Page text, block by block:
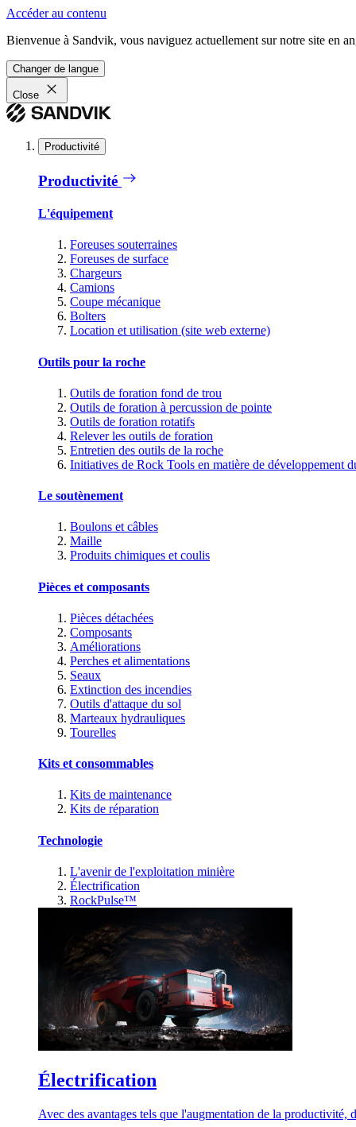
Accéder au contenu
Bienvenue à Sandvik, vous naviguez actuellement sur notre site en
Changer de langue
Close
Productivité
Productivité
L'équipement
Foreuses souterraines
Foreuses de surface
Chargeurs
Camions
Coupe mécanique
Bolters
Location et utilisation (site web externe)
Outils pour la roche
Outils de foration fond de trou
Outils de foration à percussion de pointe
Outils de foration rotatifs
Relever les outils de foration
Entretien des outils de la roche
Initiatives de Rock Tools en matière de développement
Le soutènement
Boulons et câbles
Maille
Produits chimiques et coulis
Pièces et composants
Pièces détachées
Composants
Améliorations
Perches et alimentations
Seaux
Extinction des incendies
Outils d'attaque du sol
Marteaux hydrauliques
Tourelles
Kits et consommables
Kits de maintenance
Kits de réparation
Technologie
L'avenir de l'exploitation minière
Électrification
RockPulse™
Électrification
Avec des avantages tels que l'augmentation de la